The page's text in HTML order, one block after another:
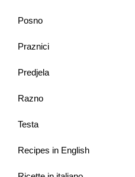
Posno
Praznici
Predjela
Razno
Testa
Recipes in English